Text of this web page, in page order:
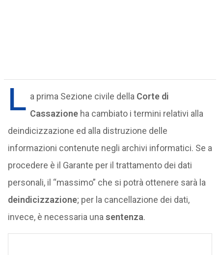
L a prima Sezione civile della Corte di
Cassazioneha cambiato i termini relativi alla
deindicizzazione ed alla distruzione delle
informazioni contenute negli archivi informatici. Se a
procedere è il Garante per il trattamento dei dati
personali, il “massimo” che si potrà ottenere sarà la
deindicizzazione; per la cancellazione dei dati,
invece, è necessaria una sentenza.